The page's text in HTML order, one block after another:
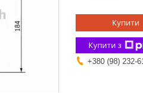
Купити
Купити з
+380 (98) 232-